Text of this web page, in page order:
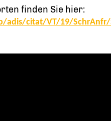
finden Sie hier:
citat/VT/19/SchrAnfr/